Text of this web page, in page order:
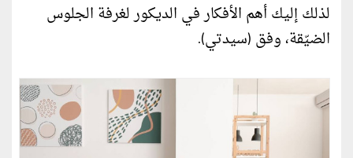
لذلك إليك أهم الأفكار في الديكور لغرفة الجلوس
الضيّقة، وفق (سيدتي).